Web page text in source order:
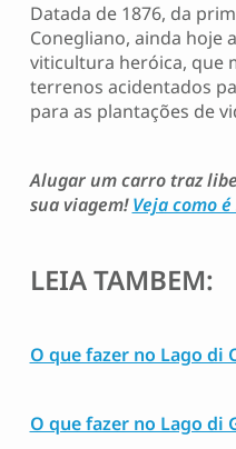
Datada de 1876, da
Conegliano, ainda hoje
viticultura heróica, que
terrenos acidentados
para as plantações de
Alugar um carro traz
sua viagem! Veja como
LEIA TAMBEM:
O que fazer no Lago di
O que fazer no Lago di